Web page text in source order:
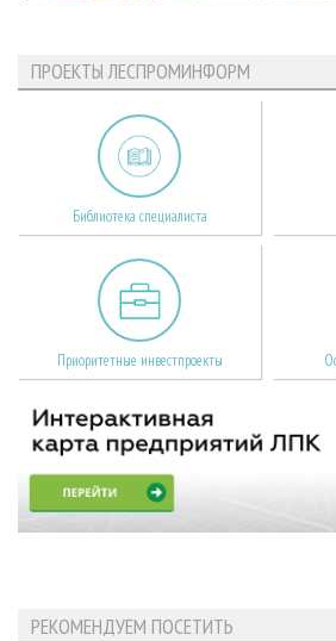
ПРОЕКТЫ ЛЕСПРОМИНФОРМ
Библиотека специалиста
Приоритетные инвестпроекты
РЕКОМЕНДУЕМ ПОСЕТИТЬ